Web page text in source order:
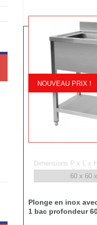
NOUVEAU PRIX !
Dimensions P x L x
Plonge en inox
1 bac profondeur